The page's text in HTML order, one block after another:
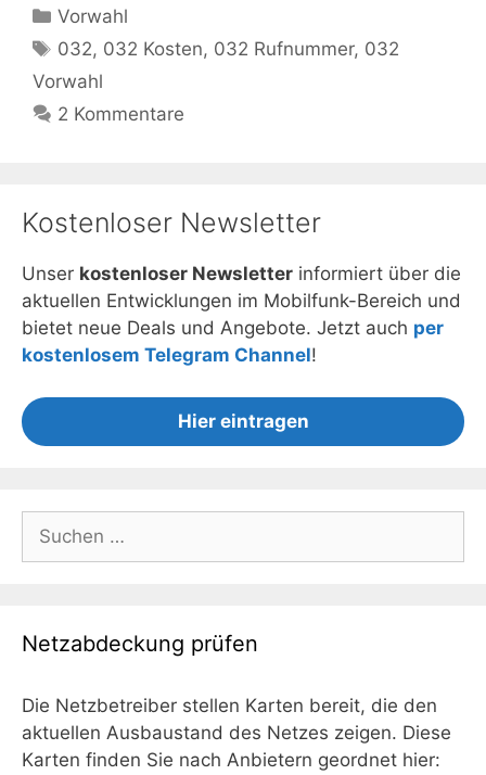
Kategorien
Vorwahl
Schlagwörter
032, 032 Kosten, 032 Rufnummer, 032
Vorwahl
2 Kommentare
Kostenloser Newsletter
Unser kostenloser Newsletter informiert über die
aktuellen Entwicklungen im Mobilfunk-Bereich und
bietet neue Deals und Angebote. Jetzt auch per
kostenlosem Telegram Channel!
Hier eintragen
nach:
Netzabdeckung prüfen
Die Netzbetreiber stellen Karten bereit, die den
aktuellen Ausbaustand des Netzes zeigen. Diese
Karten finden Sie nach Anbietern geordnet hier: